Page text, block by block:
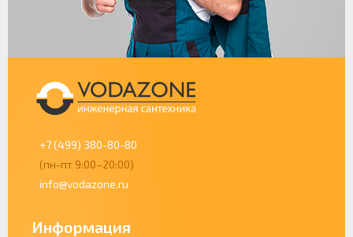
+7 (499) 380-80-80
(пн-пт 9:00–20:00)
info@vodazone.ru
Информация